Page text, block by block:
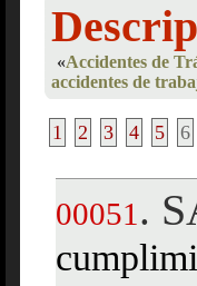
«Accidentes de
accidentes de
1 2 3 4 5 6
00051 .